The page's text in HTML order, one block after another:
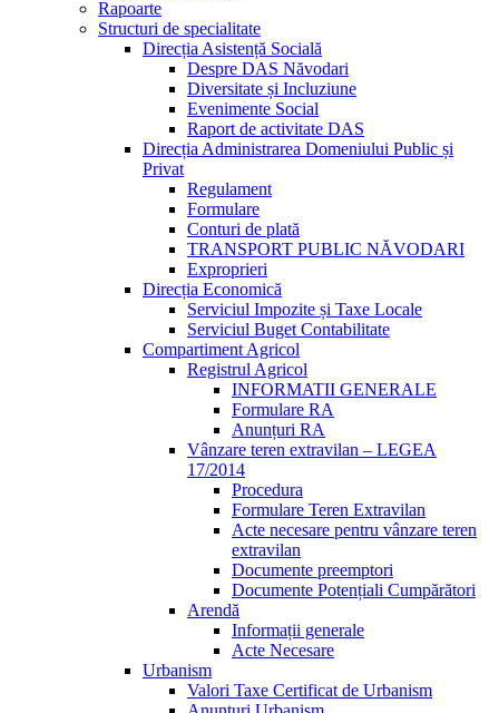
Rapoarte
Structuri de specialitate
Direcția Asistență Socială
Despre DAS Năvodari
Diversitate și Incluziune
Evenimente Social
Raport de activitate DAS
Direcția Administrarea Domeniului Public și
Privat
Regulament
Formulare
Conturi de plată
TRANSPORT PUBLIC NĂVODARI
Exproprieri
Direcția Economică
Serviciul Impozite și Taxe Locale
Serviciul Buget Contabilitate
Compartiment Agricol
Registrul Agricol
INFORMATII GENERALE
Formulare RA
Anunțuri RA
Vânzare teren extravilan – LEGEA
17/2014
Procedura
Formulare Teren Extravilan
Acte necesare pentru vânzare teren
extravilan
Documente preemptori
Documente Potențiali Cumpărători
Arendă
Informații generale
Acte Necesare
Urbanism
Valori Taxe Certificat de Urbanism